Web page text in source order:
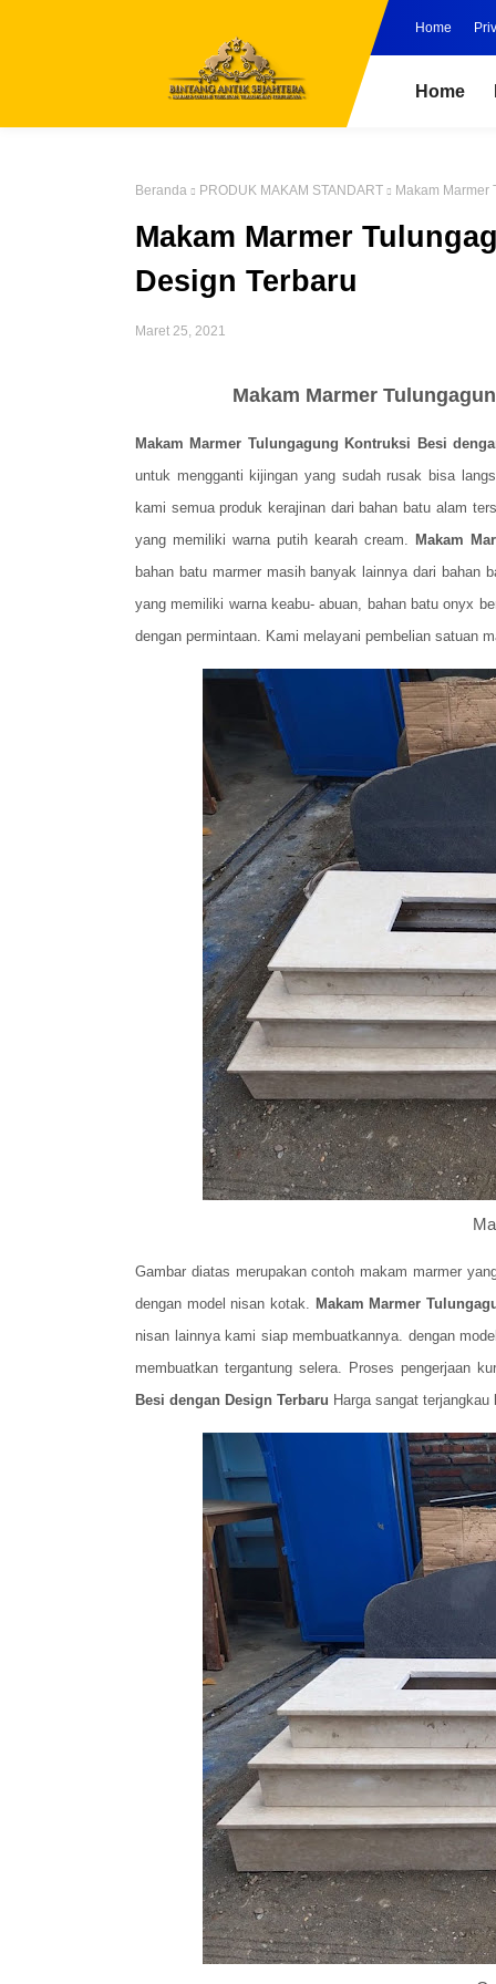
Home
Home
Beranda PRODUK MAKAM STANDART Makam
Makam Marmer
Design Terbaru
Maret 25, 2021
Makam Marmer
Makam Marmer Tulungagung Kontruksi Besi
untuk mengganti kijingan yang sudah rusak bisa
kami semua produk kerajinan dari bahan batu alam
yang memiliki warna putih kearah cream. Makam
bahan batu marmer masih banyak lainnya dari bahan
yang memiliki warna keabu- abuan, bahan batu onyx
dengan permintaan. Kami melayani pembelian satuan
Gambar diatas merupakan contoh makam marmer
dengan model nisan kotak. Makam Marmer
nisan lainnya kami siap membuatkannya. dengan
membuatkan tergantung selera. Proses pengerjaan
Besi dengan Design Terbaru Harga sangat